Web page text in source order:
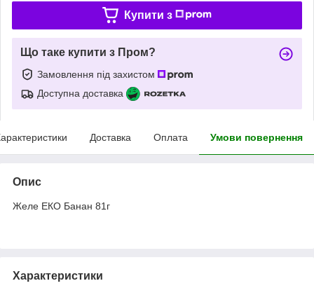
Купити з
Що таке купити з Пром?
Замовлення під захистом
Доступна доставка
Доставка Оплата Умови повернення
Опис
Желе ЕКО Банан 81г
Характеристики